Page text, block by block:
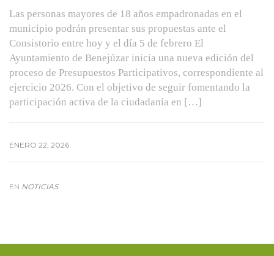
Las personas mayores de 18 años empadronadas en el
municipio podrán presentar sus propuestas ante el
Consistorio entre hoy y el día 5 de febrero El
Ayuntamiento de Benejúzar inicia una nueva edición del
proceso de Presupuestos Participativos, correspondiente al
ejercicio 2026. Con el objetivo de seguir fomentando la
participación activa de la ciudadanía en […]
ENERO 22, 2026
EN NOTICIAS